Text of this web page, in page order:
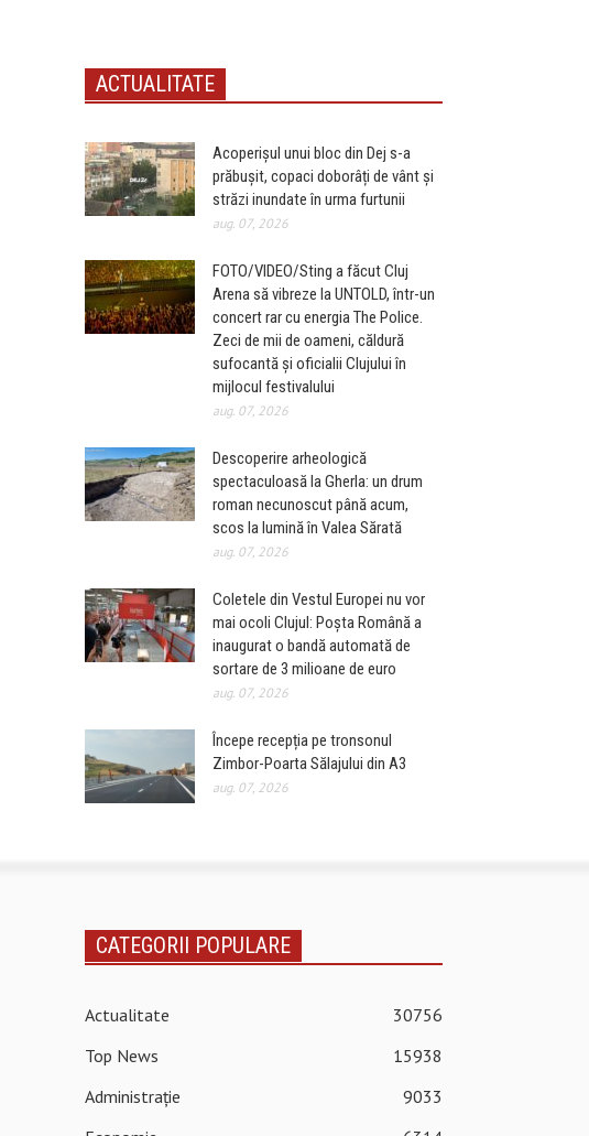
ACTUALITATE
Acoperișul unui bloc din Dej s-a
prăbușit, copaci doborâți de vânt și
străzi inundate în urma furtunii
aug. 07, 2026
FOTO/VIDEO/Sting a făcut Cluj
Arena să vibreze la UNTOLD, într-un
concert rar cu energia The Police.
Zeci de mii de oameni, căldură
sufocantă și oficialii Clujului în
mijlocul festivalului
aug. 07, 2026
Descoperire arheologică
spectaculoasă la Gherla: un drum
roman necunoscut până acum,
scos la lumină în Valea Sărată
aug. 07, 2026
Coletele din Vestul Europei nu vor
mai ocoli Clujul: Poșta Română a
inaugurat o bandă automată de
sortare de 3 milioane de euro
aug. 07, 2026
Începe recepția pe tronsonul
Zimbor-Poarta Sălajului din A3
aug. 07, 2026
CATEGORII POPULARE
Actualitate
30756
Top News
15938
Administrație
9033